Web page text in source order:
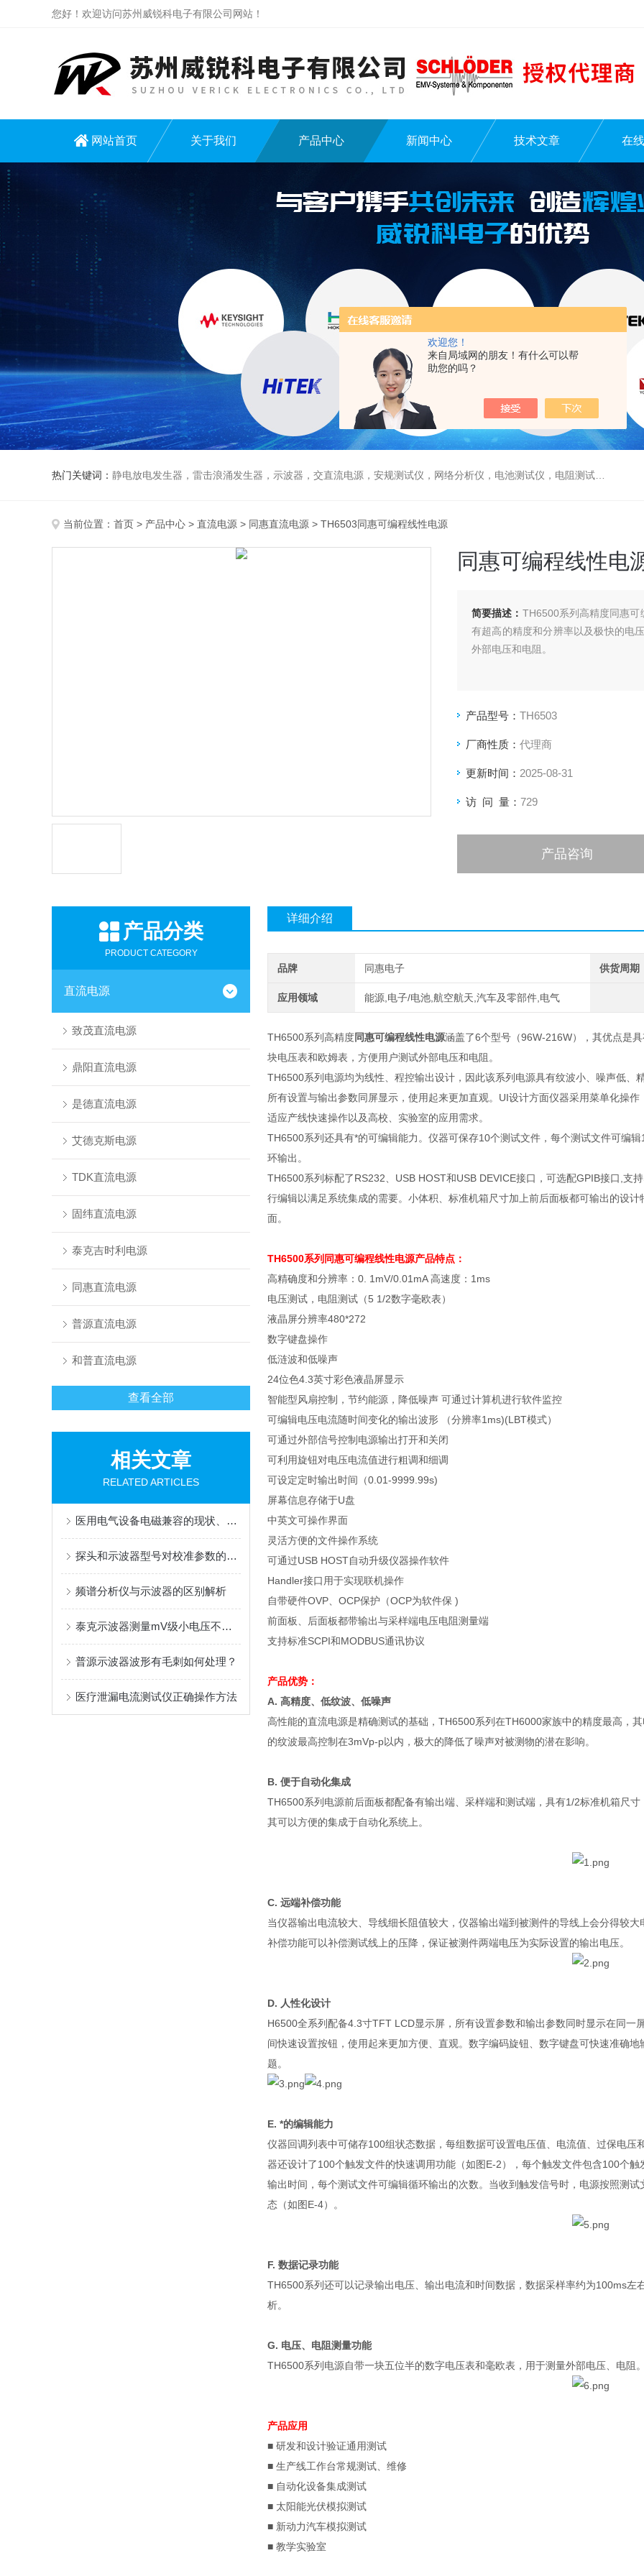
欢迎您！
来自局域网的朋友！有什么可以帮
助您的吗？
您好！欢迎访问苏州威锐科电子有限公司网站！
网站首页 关于我们 产品中心 新闻中心 技术文章 在
热门关键词： 静电放电发生器，雷击浪涌发生器，示波器，交直流电源，安规测试仪，网络分析仪，电池测试仪，电阻测试仪，数据采集仪
当前位置： 首页 > 产品中心 > 直流电源 > 同惠直流电源 > TH6503同惠可编程线性电源
同惠可编程线性电
简要描述： TH6500系列高精度同惠
有超高的精度和分辨率以及极快的电
外部电压和电阻。
产品型号： TH6503
厂商性质： 代理商
更新时间： 2025-08-31
访 问 量： 729
产品咨询
产品分类
PRODUCT CATEGORY
直流电源
致茂直流电源
鼎阳直流电源
是德直流电源
艾德克斯电源
TDK直流电源
固纬直流电源
泰克吉时利电源
同惠直流电源
普源直流电源
和普直流电源
查看全部
相关文章
RELATED ARTICLES
医用电气设备电磁兼容的现状、发展动向及专业医用电磁兼容试验室的建设
探头和示波器型号对校准参数的影响
频谱分析仪与示波器的区别解析
泰克示波器测量mV级小电压不准确的调整方法
普源示波器波形有毛刺如何处理？
医疗泄漏电流测试仪正确操作方法
详细介绍
品牌 同惠电子 供货周期
应用领域 能源,电子/电池,航空航天,汽车及零部件,电气
TH6500系列高精度同惠可编程线性电源涵盖了6个型号（96W-216W），其优点是
块电压表和欧姆表，方便用户测试外部电压和电阻。
TH6500系列电源均为线性、程控输出设计，因此该系列电源具有纹波小、噪声低、
所有设置与输出参数同屏显示，使用起来更加直观。 UI设计方面仪器采用菜单化操
适应产线快速操作以及高校、实验室的应用需求。
TH6500系列还具有*的可编辑能力。仪器可保存10个测试文件，每个测试文件可编辑
环输出。
TH6500系列标配了RS232 USB HOST和USB DEVICE接口，可选配GPIB接口 支持
行编辑以满足系统集成的需要。小体积、标准机箱尺寸加上前后面板都可输出的设计
面。
TH6500系列同惠可编程线性电源产品特点：
高精确度和分辨率： 0. 1mV/0.01mA高速度： 1ms
电压测试，电阻测试（5 1/2数字毫欧表）
液晶屏分辨率480*272
数字键盘操作
低涟波和低噪声
24位色4.3英寸彩色液晶屏显示
智能型风扇控制，节约能源，降低噪声 可通过计算机进行软件监控
可编辑电压电流随时间变化的输出波形 （分辨率1ms)(LBT模式）
可通过外部信号控制电源输出打开和关闭
可利用旋钮对电压电流值进行粗调和细调
可设定定时输出时间（0.01-9999.99s)
屏幕信息存储于U盘
中英文可操作界面
灵活方便的文件操作系统
可通过USB HOST自动升级仪器操作软件
Handler接口用于实现联机操作
自带硬件OVP OCP保护（OCP为软件保 )
前面板、后面板都带输出与采样端电压电阻测量端
支持标准SCPI和MODBUS通讯协议
产品优势：
A. 高精度、低纹波、低噪声
高性能的直流电源是精确测试的基础， TH6500系列在TH6000家族中的精度最高，
的纹波最高控制在3mVp-p以内，极大的降低了噪声对被测物的潜在影响。
B. 便于自动化集成
TH6500系列电源前后面板都配备有输出端、采样端和测试端，具有1/2标准机箱尺寸
其可以方便的集成于自动化系统上。
C. 远端补偿功能
当仪器输出电流较大、导线细长阻值较大，仪器输出端到被测件的导线上会分得较
补偿功能可以补偿测试线上的压降，保证被测件两端电压为实际设置的输出电压。
D. 人性化设计
H6500全系列配备4.3寸TFT LCD显示屏，所有设置参数和输出参数同时显示在同一
间快速设置按钮，使用起来更加方便、直观。数字编码旋钮、数字键盘可快速准确
题。
E. *的编辑能力
仪器回调列表中可储存100组状态数据，每组数据可设置电压值、电流值、过保电
器还设计了100个触发文件的快速调用功能（如图E-2），每个触发文件包含100个触
输出时间，每个测试文件可编辑循环输出的次数。当收到触发信号时，电源按照测
态（如图E-4）。
F. 数据记录功能
TH6500系列还可以记录输出电压、输出电流和时间数据，数据采样率约为100ms左
析。
G. 电压、电阻测量功能
TH6500系列电源自带一块五位半的数字电压表和毫欧表，用于测量外部电压、电阻
产品应用
■ 研发和设计验证通用测试
■ 生产线工作台常规测试、维修
■ 自动化设备集成测试
■ 太阳能光伏模拟测试
■ 新动力汽车模拟测试
■ 教学实验室